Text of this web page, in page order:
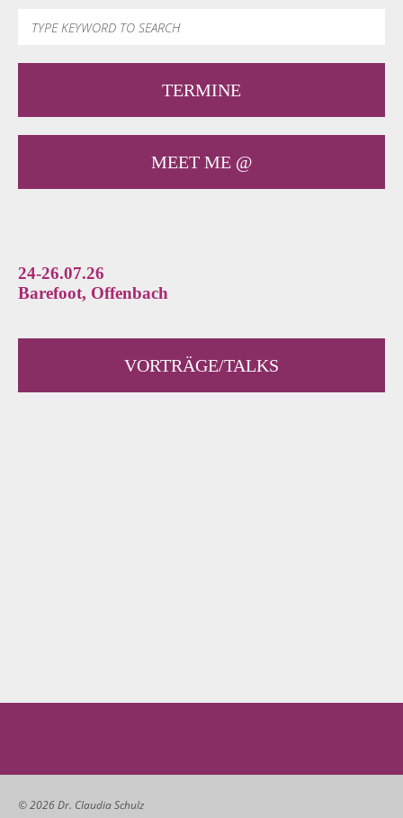
TERMINE
MEET ME @
24-26.07.26
Barefoot, Offenbach
VORTRÄGE/TALKS
© 2026 Dr. Claudia Schulz